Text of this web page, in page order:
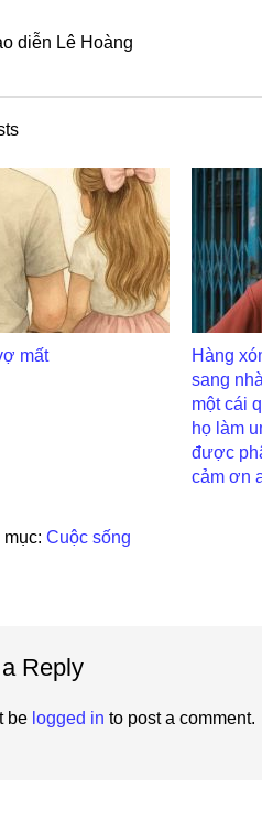
diễn Lê Hoàng
mất
Hàng
sang
một cái
họ làm
được
cảm ơn
Cuộc sống
Reply
be logged in to post a comment.